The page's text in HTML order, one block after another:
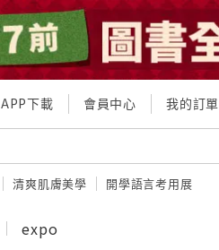
APP下載 會員中心 我的訂單
清爽肌膚美學 開學語言考用展
expo